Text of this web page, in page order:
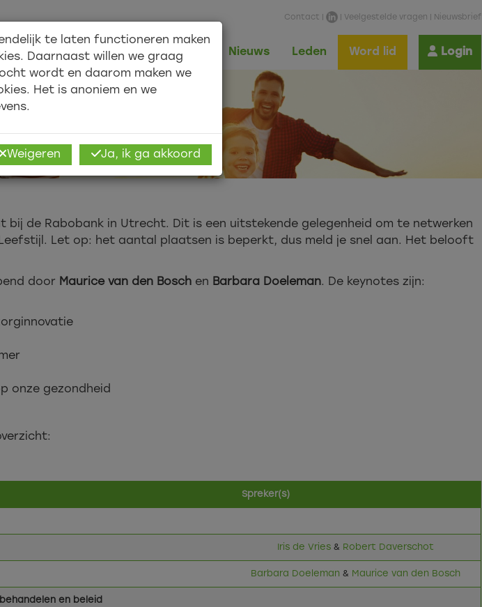
Contact | Veelgestelde vragen Nieuwsbrief
Over ons Academy Shop Nieuws Leden Word lid Login
de Rabobank in Utrecht. Dit is een uitstekende gelegenheid om te netwerken
Let op: het aantal plaatsen is beperkt, dus meld je snel aan. Het belooft
door Maurice van den Boschen Barbara Doeleman. De keynotes zijn:
onze gezondheid
Spreker(s)
Iris de Vries& Robert Daverschot
Barbara Doeleman & Maurice van den Bosch
en beleid
te laten functioneren maken
Daarnaast willen we graag
wordt en daarom maken we
Het is anoniem en we
Weigeren Ja, ik ga akkoord